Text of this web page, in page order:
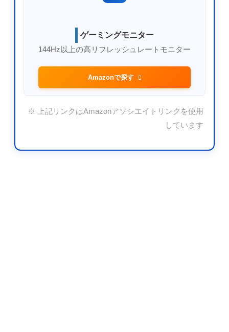
ゲーミングモニター
144Hz以上の高リフレッシュレートモニター
Amazonで探す
※ 上記リンクはAmazonアソシエイトリンクを使用
しています